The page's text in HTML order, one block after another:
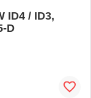
ID4 / ID3,
D